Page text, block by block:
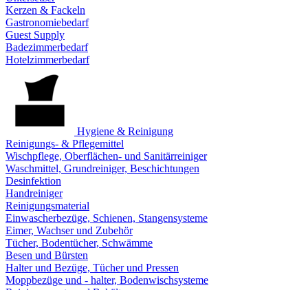
Kerzen & Fackeln
Gastronomiebedarf
Guest Supply
Badezimmerbedarf
Hotelzimmerbedarf
Hygiene & Reinigung
Reinigungs- & Pflegemittel
Wischpflege, Oberflächen- und Sanitärreiniger
Waschmittel, Grundreiniger, Beschichtungen
Desinfektion
Handreiniger
Reinigungsmaterial
Einwascherbezüge, Schienen, Stangensysteme
Eimer, Wachser und Zubehör
Tücher, Bodentücher, Schwämme
Besen und Bürsten
Halter und Bezüge, Tücher und Pressen
Moppbezüge und - halter, Bodenwischsysteme